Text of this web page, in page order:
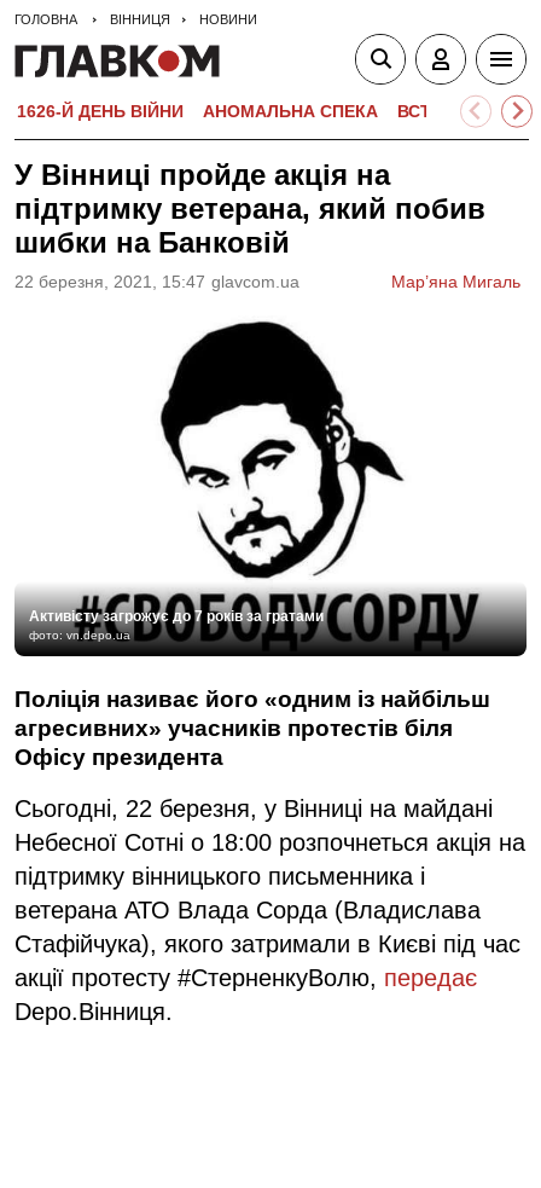
ГОЛОВНА ВІННИЦЯ НОВИНИ
1626-Й ДЕНЬ ВІЙНИ АНОМАЛЬНА СПЕКА ВСТУПНА
У Вінниці пройде акція на
підтримку ветерана, який побив
шибки на Банковій
22 березня, 2021, 15:47 glavcom.ua Мар’яна Мигаль
Активісту загрожує до 7 років за гратами
фото: vn.depo.ua
Поліція називає його «одним із найбільш
агресивних» учасників протестів біля
Офісу президента
Сьогодні, 22 березня, у Вінниці на майдані
Небесної Сотні о 18:00 розпочнеться акція на
підтримку вінницького письменника і
ветерана АТО Влада Сорда (Владислава
Стафійчука), якого затримали в Києві під час
акції протесту #СтерненкуВолю, передає
Depo.Вінниця.